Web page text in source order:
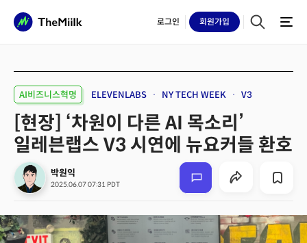
로그인 회원가입
AI비즈니스혁명 ELEVENLABS NY TECH WEEK V3
[현장] ‘차원이 다른 AI 목소리’
일레븐랩스 V3 시연에 뉴요커들 환호
박원익
2025.06.07 07:31 PDT